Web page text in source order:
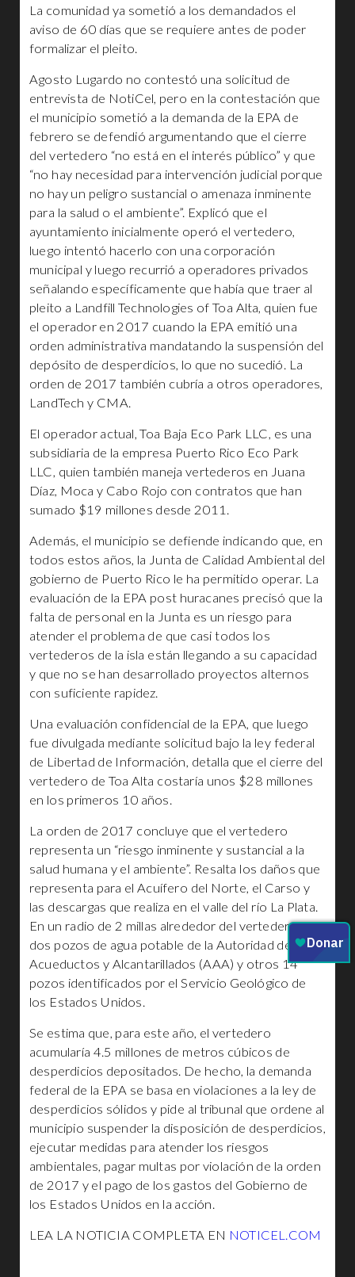
La comunidad ya sometió a los demandados el
aviso de 60 días que se requiere antes de poder
formalizar el pleito.
Agosto Lugardo no contestó una solicitud de
entrevista de NotiCel, pero en la contestación que
el municipio sometió a la demanda de la EPA de
febrero se defendió argumentando que el cierre
del vertedero “no está en el interés público” y que
“no hay necesidad para intervención judicial porque
no hay un peligro sustancial o amenaza inminente
para la salud o el ambiente”. Explicó que el
ayuntamiento inicialmente operó el vertedero,
luego intentó hacerlo con una corporación
municipal y luego recurrió a operadores privados
señalando específicamente que había que traer al
pleito a Landfill Technologies of Toa Alta, quien fue
el operador en 2017 cuando la EPA emitió una
orden administrativa mandatando la suspensión del
depósito de desperdicios, lo que no sucedió. La
orden de 2017 también cubría a otros operadores,
LandTech y CMA.
El operador actual, Toa Baja Eco Park LLC, es una
subsidiaria de la empresa Puerto Rico Eco Park
LLC, quien también maneja vertederos en Juana
Díaz, Moca y Cabo Rojo con contratos que han
sumado $19 millones desde 2011.
Además, el municipio se defiende indicando que, en
todos estos años, la Junta de Calidad Ambiental del
gobierno de Puerto Rico le ha permitido operar. La
evaluación de la EPA post huracanes precisó que la
falta de personal en la Junta es un riesgo para
atender el problema de que casi todos los
vertederos de la isla están llegando a su capacidad
y que no se han desarrollado proyectos alternos
con suficiente rapidez.
Una evaluación confidencial de la EPA, que luego
fue divulgada mediante solicitud bajo la ley federal
de Libertad de Información, detalla que el cierre del
vertedero de Toa Alta costaría unos $28 millones
en los primeros 10 años.
La orden de 2017 concluye que el vertedero
representa un “riesgo inminente y sustancial a la
salud humana y el ambiente”. Resalta los daños que
representa para el Acuífero del Norte, el Carso y
las descargas que realiza en el valle del río La Plata.
En un radio de 2 millas alrededor del vertedero, hay
dos pozos de agua potable de la Autoridad de
Acueductos y Alcantarillados (AAA) y otros 14
pozos identificados por el Servicio Geológico de
los Estados Unidos.
Se estima que, para este año, el vertedero
acumularía 4.5 millones de metros cúbicos de
desperdicios depositados. De hecho, la demanda
federal de la EPA se basa en violaciones a la ley de
desperdicios sólidos y pide al tribunal que ordene al
municipio suspender la disposición de desperdicios,
ejecutar medidas para atender los riesgos
ambientales, pagar multas por violación de la orden
de 2017 y el pago de los gastos del Gobierno de
los Estados Unidos en la acción.
LEA LA NOTICIA COMPLETA EN NOTICEL.COM